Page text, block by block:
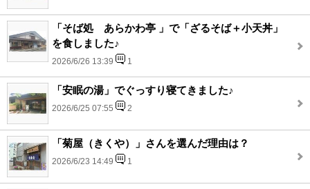
「そば処 あらかわ亭 」で「ざるそば＋小天丼」
を食しました♪
2026/6/26 13:39 1
「安眠の湯」でぐっすり寝てきました♪
2026/6/25 07:55 2
「菊屋（きくや）」さんを選んだ理由は？
2026/6/23 14:49 1